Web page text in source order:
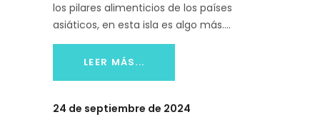
los pilares alimenticios de los países
asiáticos, en esta isla es algo más.
LEER MÁS...
24 de septiembre de 2024